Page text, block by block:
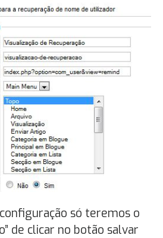
só teremos o
de clicar no botão salvar